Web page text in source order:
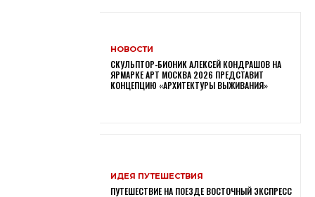
НОВОСТИ
СКУЛЬПТОР-БИОНИК АЛЕКСЕЙ КОНДРАШОВ НА
ЯРМАРКЕ АРТ МОСКВА 2026 ПРЕДСТАВИТ
КОНЦЕПЦИЮ «АРХИТЕКТУРЫ ВЫЖИВАНИЯ»
ИДЕЯ ПУТЕШЕСТВИЯ
ПУТЕШЕСТВИЕ НА ПОЕЗДЕ ВОСТОЧНЫЙ ЭКСПРЕСС